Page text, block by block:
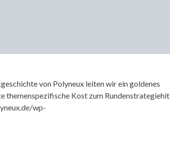
von Polyneux leiten wir ein goldenes
themenspezifische Kost zum Rundenstrategiehit
wp-